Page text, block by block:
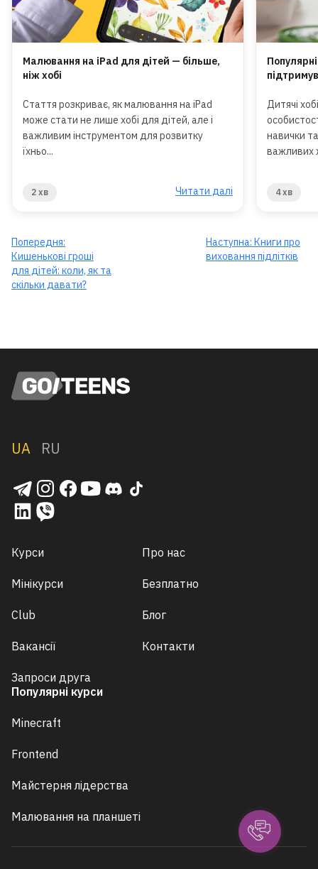
Малювання на iPad для дітей — більше,
ніж хобі
Стаття розкриває, як малювання на iPad
може стати не лише хобі для дітей, але і
важливим інструментом для розвитку
їхньо...
2 хв Читати далі
Дитячі
навички
важливих
4 хв
Попередня:
Кишенькові гроші
для дітей: коли, як та
скільки давати?
Наступна: Книги про
виховання підлітків
UA RU
Курси
Мінікурси
Club
Вакансії
Запроси друга
Про нас
Безплатно
Блог
Контакти
Популярні курси
Minecraft
Frontend
Майстерня лідерства
Малювання на планшеті